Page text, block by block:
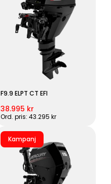
F9.9 ELPT CT EFI
38.995 kr
Ord. pris: 43.295 kr
Kampanj